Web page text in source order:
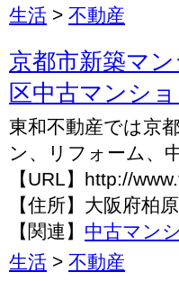
生活 > 不動産
京都市新築マ
区中古マンシ
東和不動産では京
ン、リフォーム、
【URL】http://
【住所】大阪府柏
【関連】 中古マン
生活 > 不動産